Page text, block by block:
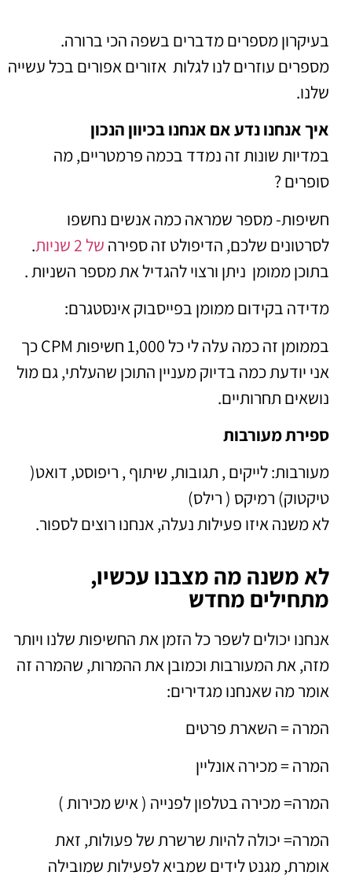
בעיקרון מספרים מדברים בשפה הכי ברורה.
מספרים עוזרים לנו לגלות אזורים אפורים בכל עשייה
שלנו.
איך אנחנו נדע אם אנחנו בכיוון הנכון
במדיות שונות זה נמדד בכמה פרמטריים,מה
סופרים ?
חשיפות- מספר שמראה כמה אנשים נחשפו
לסרטונים שלכם, הדיפולט זה ספירה של 2 שניות
.
בתוכן ממומן ניתן ורצוי להגדיל את מספר השניות .
מדידה בקידום ממומן בפייסבוק אינסטגרם:
בממומן זה כמה עלה לי כל 1,000 חשיפות CPM כך
אני יודעת כמה בדיוק מעניין התוכן שהעלתי, גם מול
נושאים תחרותיים.
ספירת מעורבות
מעורבות: לייקים , תגובות, שיתוף , ריפוסט, דואט(
טיקטוק) רמיקס ( רילס)
לא משנה איזו פעילות נעלה, אנחנו רוצים לספור.
לא משנה מה מצבנו עכשיו,
מתחילים מחדש
אנחנו יכולים לשפר כל הזמן את החשיפות שלנו ויותר
מזה, את המעורבות וכמובן את ההמרות, שהמרה זה
אומר מה שאנחנו מגדירים:
המרה = השארת פרטים
המרה = מכירה אונליין
המרה= מכירה בטלפון לפנייה ( איש מכירות )
המרה= יכולה להיות שרשרת של פעולות, זאת
אומרת, מגנט לידים שמביא לפעילות שמובילה